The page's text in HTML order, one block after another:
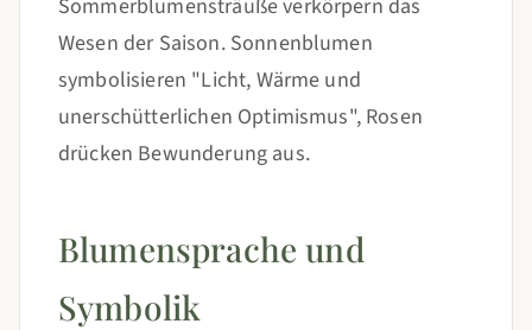
Sommerblumensträuße verkörpern das
Wesen der Saison. Sonnenblumen
symbolisieren "Licht, Wärme und
unerschütterlichen Optimismus", Rosen
drücken Bewunderung aus.
Blumensprache und
Symbolik